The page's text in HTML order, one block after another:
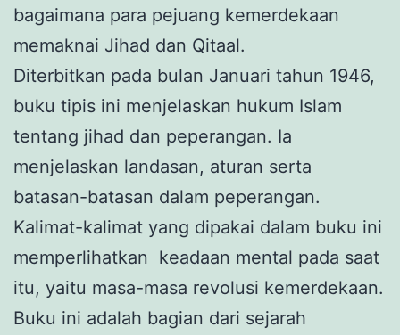
bagaimana para pejuang kemerdekaan
memaknai Jihad dan Qitaal.
Diterbitkan pada bulan Januari tahun 1946,
buku tipis ini menjelaskan hukum Islam
tentang jihad dan peperangan. Ia
menjelaskan landasan, aturan serta
batasan-batasan dalam peperangan.
Kalimat-kalimat yang dipakai dalam buku ini
memperlihatkan keadaan mental pada saat
itu, yaitu masa-masa revolusi kemerdekaan.
Buku ini adalah bagian dari sejarah